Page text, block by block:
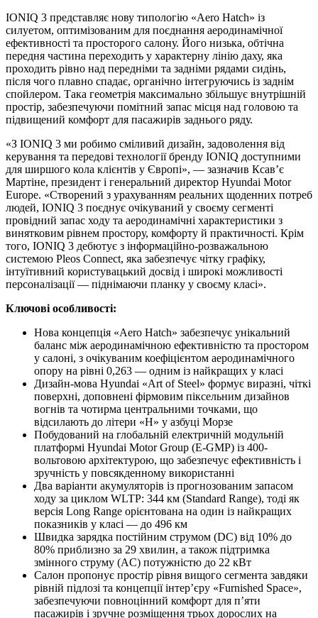
IONIQ 3 представляє нову типологію «Aero Hatch» із
силуетом, оптимізованим для поєднання аеродинамічної
ефективності та просторого салону. Його низька, обтічна
передня частина переходить у характерну лінію даху, яка
проходить рівно над передніми та задніми рядами сидінь,
після чого плавно спадає, органічно інтегруючись із заднім
спойлером. Така геометрія максимально збільшує внутрішній
простір, забезпечуючи помітний запас місця над головою та
підвищений комфорт для пасажирів заднього ряду.
«З IONIQ 3 ми робимо сміливий дизайн, задоволення від
керування та передові технології бренду IONIQ доступними
для ширшого кола клієнтів у Європі», — зазначив Ксав’є
Мартіне, президент і генеральний директор Hyundai Motor
Europe. «Створений з урахуванням реальних щоденних потреб
людей, IONIQ 3 поєднує очікуваний у своєму сегменті
провідний запас ходу та аеродинамічні характеристики з
винятковим рівнем простору, комфорту й практичності. Крім
того, IONIQ 3 дебютує з інформаційно-розважальною
системою Pleos Connect, яка забезпечує чітку графіку,
інтуїтивний користувацький досвід і широкі можливості
персоналізації — піднімаючи планку у своєму класі».
Ключові особливості:
Нова концепція «Aero Hatch» забезпечує унікальний
баланс між аеродинамічною ефективністю та простором
у салоні, з очікуваним коефіцієнтом аеродинамічного
опору на рівні 0,263 — одним із найкращих у класі
Дизайн-мова Hyundai «Art of Steel» формує виразні, чіткі
поверхні, доповнені фірмовим піксельним дизайнов
вогнів та чотирма центральними точками, що
відсилають до літери «H» у азбуці Морзе
Побудований на глобальній електричній модульній
платформі Hyundai Motor Group (E-GMP) із 400-
вольтовою архітектурою, що забезпечує ефективність і
зручність у повсякденному використанні
Два варіанти акумуляторів із прогнозованим запасом
ходу за циклом WLTP: 344 км (Standard Range), тоді як
версія Long Range орієнтована на один із найкращих
показників у класі — до 496 км
Швидка зарядка постійним струмом (DC) від 10% до
80% приблизно за 29 хвилин, а також підтримка
змінного струму (AC) потужністю до 22 кВт
Салон пропонує простір рівня вищого сегмента завдяки
рівній підлозі та концепції інтер’єру «Furnished Space»,
забезпечуючи повноцінний комфорт для п’яти
пасажирів і зручне розміщення трьох дорослих на